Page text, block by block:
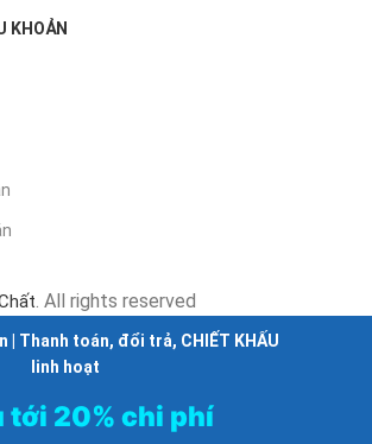
KHOẢN
. All rights reserved
| Thanh toán, đổi trả, CHIẾT KHẤU
linh hoạt
tới 20% chi phí